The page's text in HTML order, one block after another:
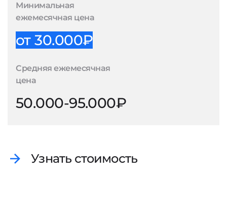
Минимальная
ежемесячная цена
от 30.000₽
Средняя ежемесячная
цена
50.000-95.000₽
Узнать стоимость